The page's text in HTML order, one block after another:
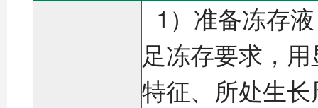
1）准备冻存
足冻存要求，
特征、所处生